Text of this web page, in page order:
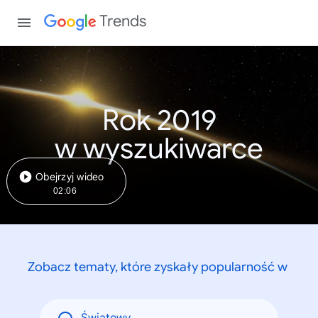
Trends
Rok 2019
w wyszukiwarce
Obejrzyj wideo
02:06
Zobacz tematy, które zyskały popularność w